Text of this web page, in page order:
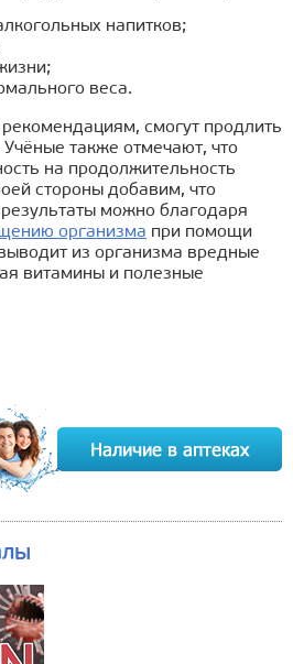
напитков;
веса.
смогут продлить
также отмечают, что
на продолжительность
стороны добавим, что
можно благодаря
организма при помощи
из организма вредные
витамины и полезные